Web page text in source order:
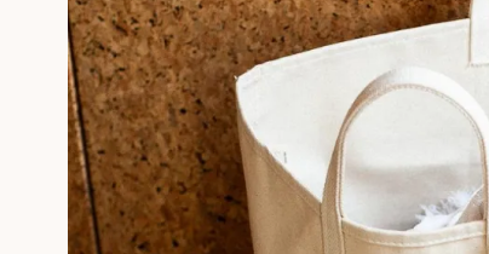
MOBILIER
DÉCORATION
ACCESSOIRES
LIVRES
Galerie
ŒUVRES ANCIENNES
NOS CRÉATIONS